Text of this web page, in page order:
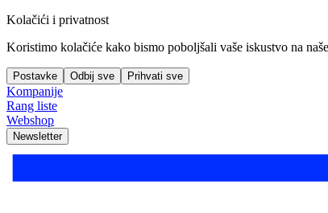
Kolačići i privatnost
Koristimo kolačiće kako bismo poboljšali vaše iskustvo na
Postavke Odbij sve Prihvati sve
Kompanije
Rang liste
Webshop
Newsletter